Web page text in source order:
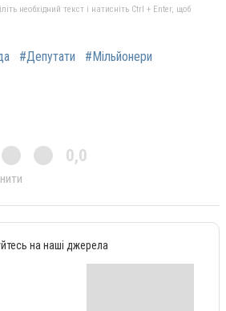
необхідний текст і натисніть Ctrl + Enter, щоб
#Депутати #Мільйонери
0,0
на наші джерела